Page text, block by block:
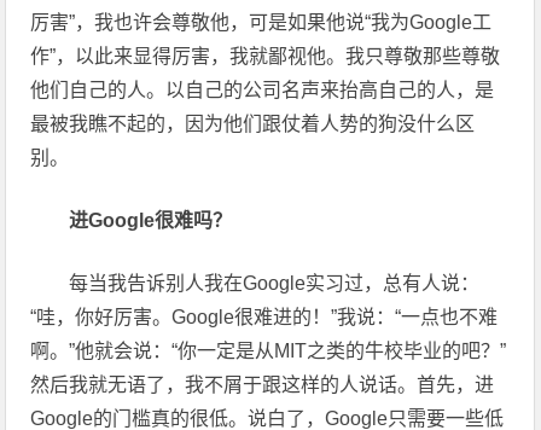
厉害”，我也许会尊敬他，可是如果他说“我为Google工
作”，以此来显得厉害，我就鄙视他。我只尊敬那些尊敬
他们自己的人。以自己的公司名声来抬高自己的人，是
最被我瞧不起的，因为他们跟仗着人势的狗没什么区
别。
进Google很难吗？
每当我告诉别人我在Google实习过，总有人说：
“哇，你好厉害。Google很难进的！”我说：“一点也不难
啊。”他就会说：“你一定是从MIT之类的牛校毕业的吧？”
然后我就无语了，我不屑于跟这样的人说话。首先，进
Google的门槛真的很低。说白了，Google只需要一些低